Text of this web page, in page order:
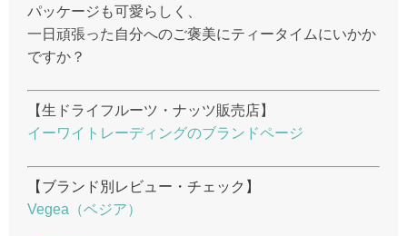
パッケージも可愛らしく、
一日頑張った自分へのご褒美にティータイムにいかか
ですか？
【生ドライフルーツ・ナッツ販売店】
イーワイトレーディングのブランドページ
【ブランド別レビュー・チェック】
Vegea（ベジア）